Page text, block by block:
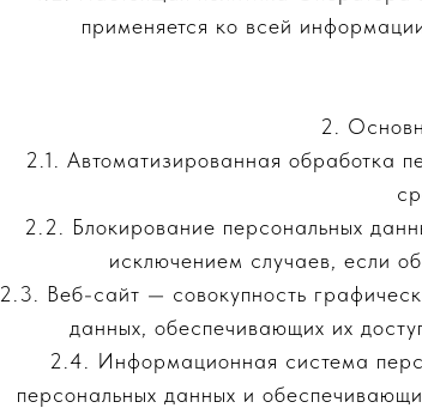
применяется ко всей
2.
2.1. Автоматизированная обработка
2.2. Блокирование персональных
исключением случаев, если
2.3. Веб-сайт — совокупность
данных, обеспечивающих их
2.4. Информационная система
персональных данных и